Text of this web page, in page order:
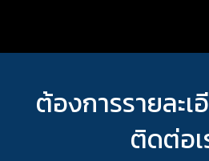
ต้องการรายละ
ติดต่อเ